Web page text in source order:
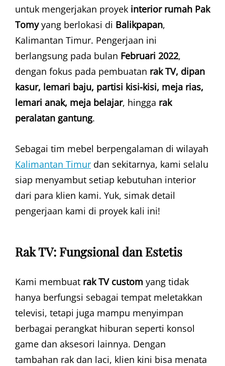
untuk mengerjakan proyek interior rumah Pak
Tomyyang berlokasi di Balikpapan,
Kalimantan Timur. Pengerjaan ini
berlangsung pada bulan Februari 2022,
dengan fokus pada pembuatan rak TV, dipan
kasur, lemari baju, partisi kisi-kisi, meja rias,
lemari anak, meja belajar, hingga rak
peralatan gantung.
Sebagai tim mebel berpengalaman di wilayah
Kalimantan Timur dan sekitarnya, kami selalu
siap menyambut setiap kebutuhan interior
dari para klien kami. Yuk, simak detail
pengerjaan kami di proyek kali ini!
Rak TV: Fungsional dan Estetis
Kami membuat rak TV custom yang tidak
hanya berfungsi sebagai tempat meletakkan
televisi, tetapi juga mampu menyimpan
berbagai perangkat hiburan seperti konsol
game dan aksesori lainnya. Dengan
tambahan rak dan laci, klien kini bisa menata